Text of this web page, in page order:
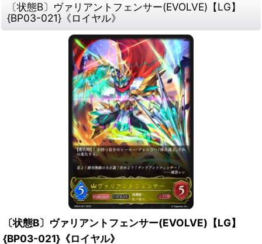
〔状態B〕ヴァリアントフェンサー(EVOLVE)【LG】
{BP03-021}《ロイヤル》
〔状態B〕ヴァリアントフェンサー(EVOLVE)【LG】
{BP03-021}《ロイヤル》